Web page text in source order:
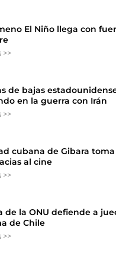
El Niño llega con
>>
de bajas
en la guerra con Irán
>>
cubana de Gibara
al cine
>>
de la ONU defiende a
de Chile
>>